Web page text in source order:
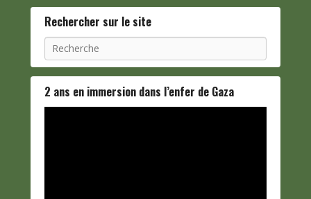
Rechercher sur le site
Recherche
2 ans en immersion dans l’enfer de Gaza